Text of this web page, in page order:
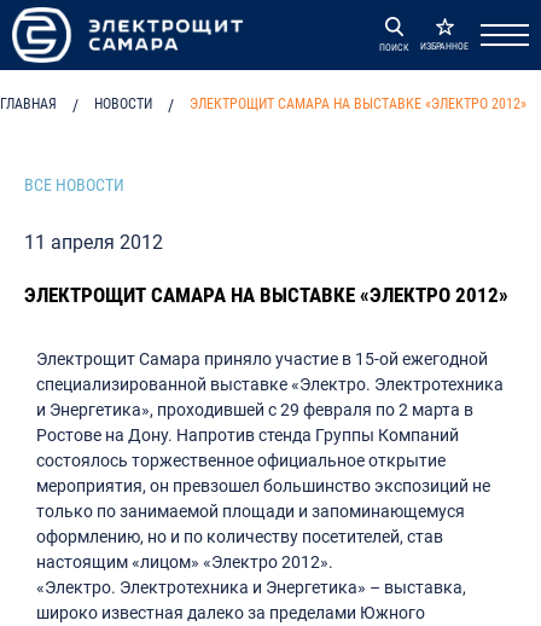
ПОИСК ИЗБРАННОЕ
ГЛАВНАЯ / НОВОСТИ / ЭЛЕКТРОЩИТ САМАРА НА ВЫСТАВКЕ «ЭЛЕКТРО 2012»
ВСЕ НОВОСТИ
11 апреля 2012
ЭЛЕКТРОЩИТ САМАРА НА ВЫСТАВКЕ «ЭЛЕКТРО 2012»
Электрощит Самара приняло участие в 15-ой ежегодной
специализированной выставке «Электро. Электротехника
и Энергетика», проходившей с 29 февраля по 2 марта в
Ростове на Дону. Напротив стенда Группы Компаний
состоялось торжественное официальное открытие
мероприятия, он превзошел большинство экспозиций не
только по занимаемой площади и запоминающемуся
оформлению, но и по количеству посетителей, став
настоящим «лицом» «Электро 2012».
«Электро. Электротехника и Энергетика» – выставка,
широко известная далеко за пределами Южного